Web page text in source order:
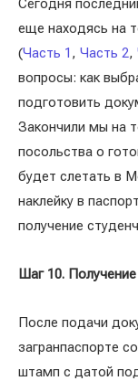
Сегодня
еще находясь на
(Часть 1 , Часть 2,
вопросы: как
подготовить
Закончили мы на
посольства о
будет слетать в
наклейку в
получение
Шаг 10.
После подачи
загранпаспорте
штамп с датой